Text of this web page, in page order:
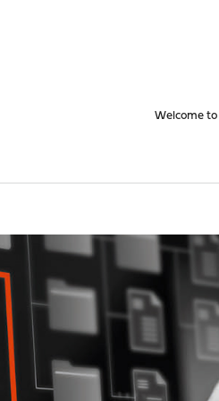
Welcome to